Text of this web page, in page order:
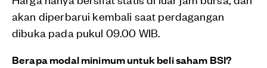
akan diperbarui kembali saat perdagangan
dibuka pada pukul 09.00 WIB.
Berapa modal minimum untuk beli saham BSI?